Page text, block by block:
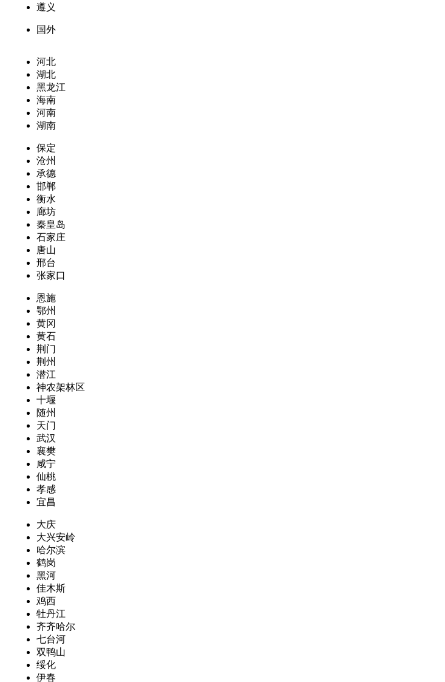
遵义
国外
河北
湖北
黑龙江
海南
河南
湖南
保定
沧州
承德
邯郸
衡水
廊坊
秦皇岛
石家庄
唐山
邢台
张家口
恩施
鄂州
黄冈
黄石
荆门
荆州
潜江
神农架林区
十堰
随州
天门
武汉
襄樊
咸宁
仙桃
孝感
宜昌
大庆
大兴安岭
哈尔滨
鹤岗
黑河
佳木斯
鸡西
牡丹江
齐齐哈尔
七台河
双鸭山
绥化
伊春